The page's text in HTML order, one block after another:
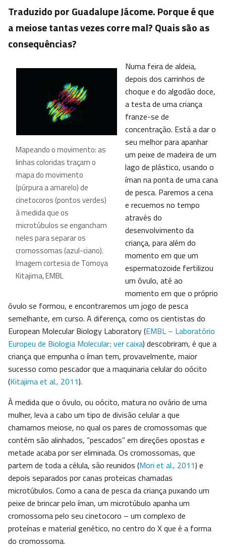
Traduzido por Guadalupe Jácome. Porque é que
a meiose tantas vezes corre mal? Quais são as
consequências?
Mapeando o movimento: as
linhas coloridas traçam o
mapa do movimento
(púrpura a amarelo) de
cinetocoros (pontos verdes)
à medida que os
microtúbulos se engancham
neles para separar os
cromossomas (azul-ciano).
Imagem cortesia de Tomoya
Kitajima, EMBL
Numa feira de aldeia,
depois dos carrinhos de
choque e do algodão doce,
a testa de uma criança
franze-se de
concentração. Está a dar o
seu melhor para apanhar
um peixe de madeira de um
lago de plástico, usando o
íman na ponta de uma cana
de pesca. Paremos a cena
e recuemos no tempo
através do
desenvolvimento da
criança, para além do
momento em que um
espermatozoide fertilizou
um óvulo, até ao
momento em que o próprio
óvulo se formou, e encontraremos um jogo de pesca
semelhante, em curso. A diferença, como os cientistas do
European Molecular Biology Laboratory (EMBL – Laboratório
Europeu de Biologia Molecular; ver caixa) descobriram, é que a
criança que empunha o íman tem, provavelmente, maior
sucesso como pescador que a maquinaria celular do oócito
(Kitajima et al., 2011).
À medida que o óvulo, ou oócito, matura no ovário de uma
mulher, leva a cabo um tipo de divisão celular a que
chamamos meiose, no qual os pares de cromossomas que
contém são alinhados, “pescados” em direções opostas e
metade acaba por ser eliminada. Os cromossomas, que
partem de toda a célula, são reunidos (Mori et al., 2011) e
depois separados por canas proteicas chamadas
microtúbulos. Como a cana de pesca da criança puxando um
peixe de brincar pelo íman, um microtúbulo apanha um
cromossoma pelo seu cinetocoro – um complexo de
proteínas e material genético, no centro do X que é a forma
do cromossoma.